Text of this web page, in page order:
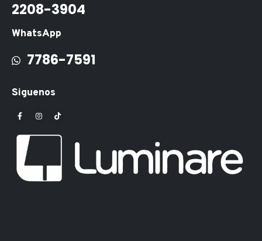
2208-3904
WhatsApp
7786-7591
Siguenos